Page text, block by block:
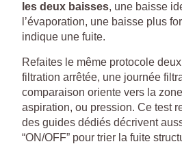
les deux baisses, une baisse
l’évaporation, une baisse plus
indique une fuite.
Refaites le même protocole
filtration arrêtée, une journée
comparaison oriente vers la
aspiration, ou pression. Ce test
des guides dédiés décrivent
“ON/OFF” pour trier la fuite